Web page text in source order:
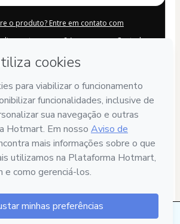
o produto? Entre em contato com
esta compra? Acesse nossa Central
atendimento, o código abaixo deve ser
1786103658333-8260
foram preenchidas automaticamente?
mais.
agora', eu declaro que li e concordo
processando este pedido em nome de
possui responsabilidade pelo conteúdo
deste; (ii) com osTermos de Uso,
edemais Políticas da Hotmart
sua compraaqui.